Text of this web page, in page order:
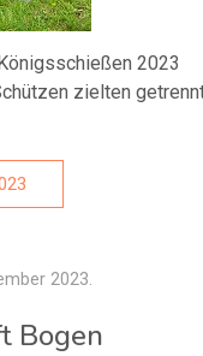
2023
zielten
2023.
Bogen